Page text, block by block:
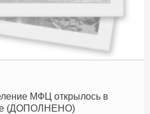
МФЦ открылось в
(ДОПОЛНЕНО)